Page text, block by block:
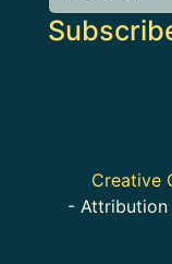
Creative
- Attribution